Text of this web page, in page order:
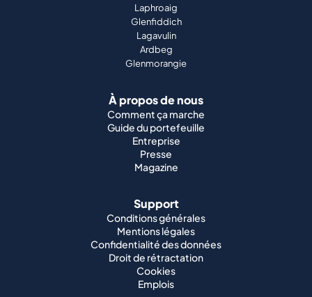
Laphroaig
Glenfiddich
Lagavulin
Ardbeg
Glenmorangie
À propos de nous
Comment ça marche
Guide du portefeuille
Entreprise
Presse
Magazine
Support
Conditions générales
Mentions légales
Confidentialité des données
Droit de rétractation
Cookies
Emplois